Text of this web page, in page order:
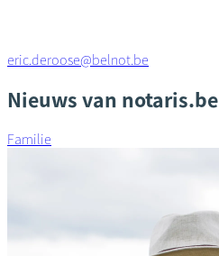
eric.deroose@belnot.be
Nieuws van notaris.be
Familie